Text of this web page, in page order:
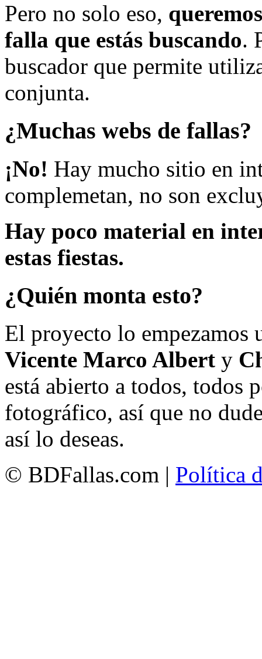
Pero no solo eso,
falla que estás buscando.
buscador que permite
conjunta.
¿Muchas webs de fallas?
¡No! Hay mucho sitio en
complemetan, no son
Hay poco material en
estas fiestas.
¿Quién monta esto?
El proyecto lo empezamos
Vicente Marco Albert y
está abierto a todos, todos
fotográfico, así que no
así lo deseas.
© BDFallas.com | Política